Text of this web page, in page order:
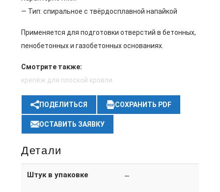
— Тип: спиральное с твёрдосплавной напайкой
Применяется для подготовки отверстий в бетонных,
пенобетонных и газобетонных основаниях.
Смотрите также:
крепёж для плоской кровли
ПОДЕЛИТЬСЯ СОХРАНИТЬ PDF
ОСТАВИТЬ ЗАЯВКУ
Детали
Штук в упаковке —